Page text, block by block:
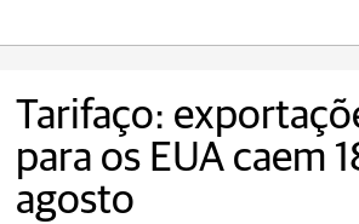
Tarifaço:
para os EUA caem
agosto